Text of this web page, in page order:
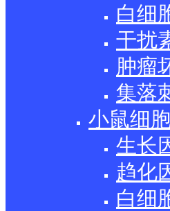
白细
干扰
肿瘤
集落
小鼠细
生长
趋化
白细